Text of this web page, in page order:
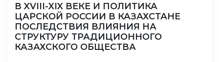
В XVIII-XIX ВЕКЕ И ПОЛИТИКА
ЦАРСКОЙ РОССИИ В КАЗАХСТАНЕ
ПОСЛЕДСТВИЯ ВЛИЯНИЯ НА
СТРУКТУРУ ТРАДИЦИОННОГО
КАЗАХСКОГО ОБЩЕСТВА